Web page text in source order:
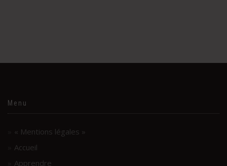
Menu
« Mentions légales »
Accueil
Apprendre